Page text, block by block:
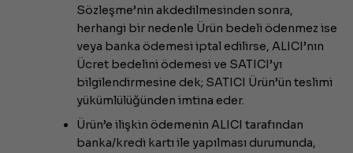
Sözleşme’nin akdedilmesinden sonra,
herhangi bir nedenle Ürün bedeli ödenmez ise
veya banka ödemesi iptal edilirse, ALICI’nın
Ücret bedelini ödemesi ve SATICI’yı
bilgilendirmesine dek; SATICI Ürün’ün teslimi
yükümlülüğünden imtina eder.
Ürün’e ilişkin ödemenin ALICI tarafından
banka/kredi kartı ile yapılması durumunda,